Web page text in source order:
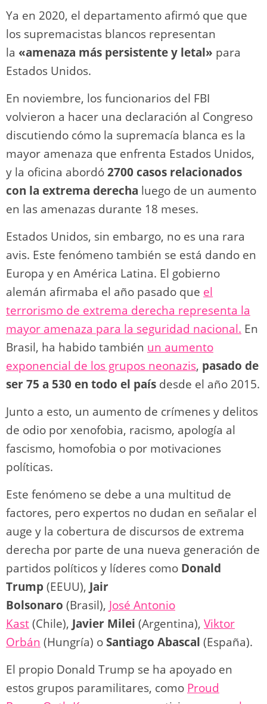
Ya en 2020, el departamento afirmó que que
los supremacistas blancos representan
la «amenaza más persistente y letal» para
Estados Unidos.
En noviembre, los funcionarios del FBI
volvieron a hacer una declaración al Congreso
discutiendo cómo la supremacía blanca es la
mayor amenaza que enfrenta Estados Unidos,
y la oficina abordó2700 casos relacionados
con la extrema derecha luego de un aumento
en las amenazas durante 18 meses.
Estados Unidos, sin embargo, no es una rara
avis. Este fenómeno también se está dando en
Europa y en América Latina. El gobierno
alemán afirmaba el año pasado que el
terrorismo de extrema derecha representa la
mayor amenaza para la seguridad nacional. En
Brasil, ha habido también un aumento
exponencial de los grupos neonazis, pasado de
ser 75 a 530 en todo el país desde el año 2015.
Junto a esto, un aumento de crímenes y delitos
de odio por xenofobia, racismo, apología al
fascismo, homofobia o por motivaciones
políticas.
Este fenómeno se debe a una multitud de
factores, pero expertos no dudan en señalar el
auge y la cobertura de discursos de extrema
derecha por parte de una nueva generación de
partidos políticos y líderes como Donald
Trump(EEUU), Jair
Bolsonaro (Brasil), José Antonio
Kast(Chile), Javier Milei (Argentina), Viktor
Orbán (Hungría) oSantiago Abascal (España).
El propio Donald Trump se ha apoyado en
estos grupos paramilitares, como Proud